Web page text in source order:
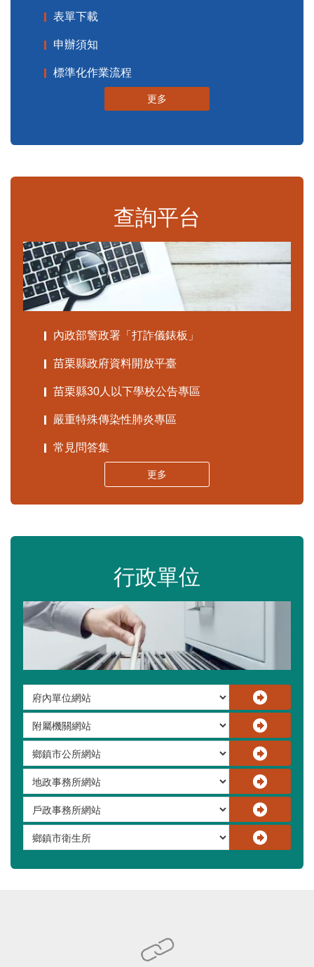
表單下載
申辦須知
標準化作業流程
更多
查詢平台
內政部警政署「打詐儀錶板」
苗栗縣政府資料開放平臺
苗栗縣30人以下學校公告專區
嚴重特殊傳染性肺炎專區
常見問答集
更多
行政單位